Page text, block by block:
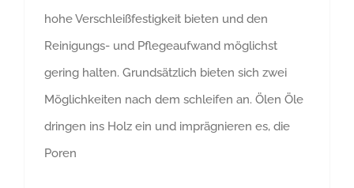
hohe Verschleißfestigkeit bieten und den
Reinigungs- und Pflegeaufwand möglichst
gering halten. Grundsätzlich bieten sich zwei
Möglichkeiten nach dem schleifen an. Ölen Öle
dringen ins Holz ein und imprägnieren es, die
Poren